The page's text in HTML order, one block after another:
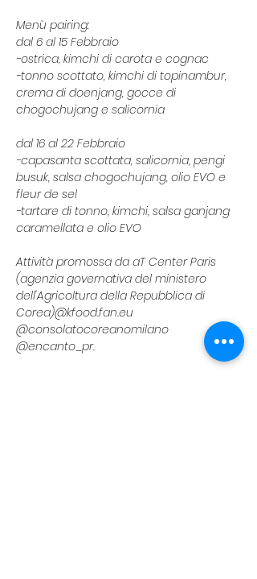
Menù pairing:
dal 6 al 15 Febbraio
-ostrica, kimchi di carota e cognac
-tonno scottato, kimchi di topinambur,
crema di doenjang, gocce di
chogochujang e salicornia
dal 16 al 22 Febbraio
-capasanta scottata, salicornia, pengi
busuk, salsa chogochujang, olio EVO e
fleur de sel
-tartare di tonno, kimchi, salsa ganjang
caramellata e olio EVO
Attività promossa da aT Center Paris
(agenzia governativa del ministero
dell'Agricoltura della Repubblica di
Corea)@kfood.fan.eu
@consolatocoreanomilano
@encanto_pr.